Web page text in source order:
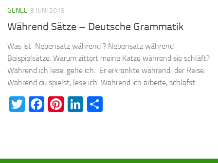
GENEL 8 JUNI 2019
Während Sätze – Deutsche Grammatik
Was ist Nebensatz während ? Nebensatz während
Beispielsätze. Warum zittert meine Katze während sie schläft?
Während ich lese, gehe ich. Er erkrankte während der Reise.
Während du spielst, lese ich. Während ich arbeite, schläfst...
Twitter
Facebook
Pinterest
LinkedIn